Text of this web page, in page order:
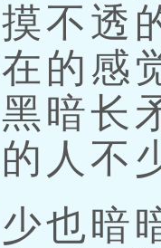
不透
的感
暗长
人不
暗暗